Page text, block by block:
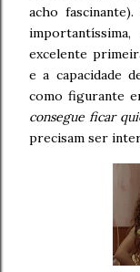
acho
excelente
e a capacidade
como figurante
consegue ficar
precisam ser